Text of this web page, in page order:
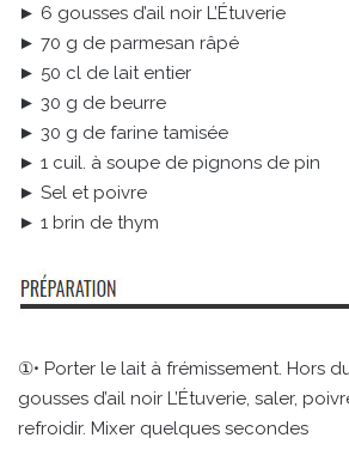
► 6 gousses d’ail noir L’Étuverie
► 70 g de parmesan râpé
► 50 cl de lait entier
► 30 g de beurre
► 30 g de farine tamisée
► 1 cuil. à soupe de pignons de pin
► Sel et poivre
► 1 brin de thym
①• Porter le lait à frémissement. Hors
gousses d’ail noir L’Étuverie, saler,
refroidir. Mixer quelques secondes